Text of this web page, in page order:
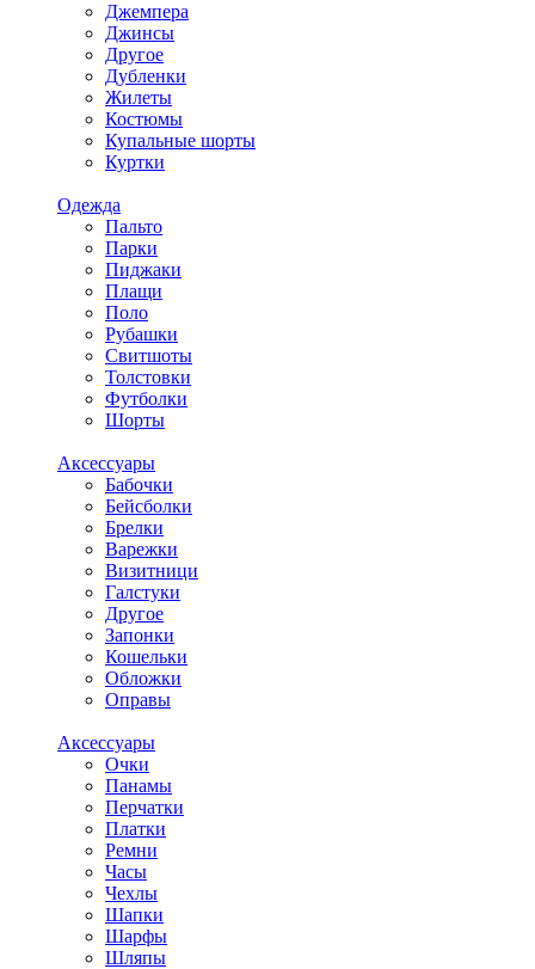
Джемпера
Джинсы
Другое
Дубленки
Жилеты
Костюмы
Купальные шорты
Куртки
Одежда
Пальто
Парки
Пиджаки
Плащи
Поло
Рубашки
Свитшоты
Толстовки
Футболки
Шорты
Аксессуары
Бабочки
Бейсболки
Брелки
Варежки
Визитници
Галстуки
Другое
Запонки
Кошельки
Обложки
Оправы
Аксессуары
Очки
Панамы
Перчатки
Платки
Ремни
Часы
Чехлы
Шапки
Шарфы
Шляпы